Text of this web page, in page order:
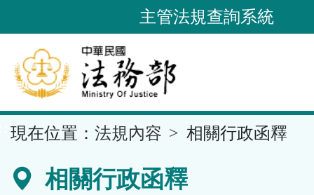
到
要
內
容
區
主管法規查詢系統
現在位置： 法規內容 相關行政函釋
相關行政函釋